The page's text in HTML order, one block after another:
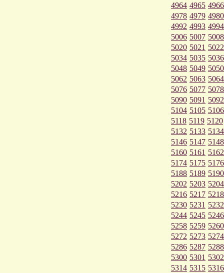
4964 4965 4966
4978 4979 4980
4992 4993 4994
5006 5007 5008
5020 5021 5022
5034 5035 5036
5048 5049 5050
5062 5063 5064
5076 5077 5078
5090 5091 5092
5104 5105 5106
5118 5119 5120
5132 5133 5134
5146 5147 5148
5160 5161 5162
5174 5175 5176
5188 5189 5190
5202 5203 5204
5216 5217 5218
5230 5231 5232
5244 5245 5246
5258 5259 5260
5272 5273 5274
5286 5287 5288
5300 5301 5302
5314 5315 5316